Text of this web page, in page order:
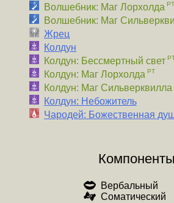
Волшебник: Маг Лорхолда
Волшебник: Маг
Жрец
Колдун
Колдун: Бессмертный свет
Колдун: Маг Лорхолда
Колдун: Маг Сильверквилла
Колдун: Небожитель
Чародей: Божественная
Компоненты
Вербальный
Соматический